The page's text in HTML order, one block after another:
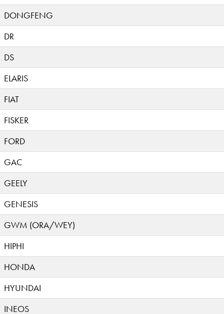
DONGFENG
DR
DS
ELARIS
FIAT
FISKER
FORD
GAC
GEELY
GENESIS
GWM (ORA/WEY)
HIPHI
HONDA
HYUNDAI
INEOS